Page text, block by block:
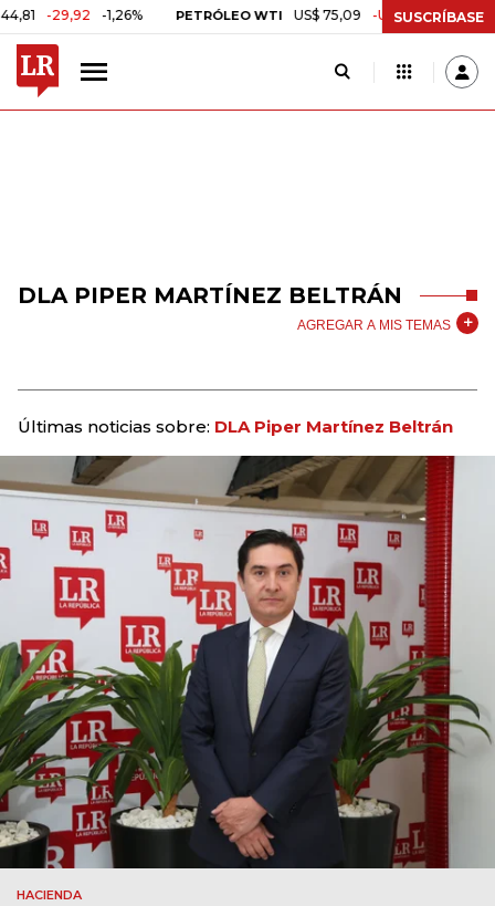
-29,92 -1,26% PETRÓLEO WTI US$ 75,09 -US$ 0,24 -0,32%
SUSCRÍBASE
DLA PIPER MARTÍNEZ BELTRÁN
AGREGAR A MIS TEMAS
Últimas noticias sobre: DLA Piper Martínez Beltrán
HACIENDA